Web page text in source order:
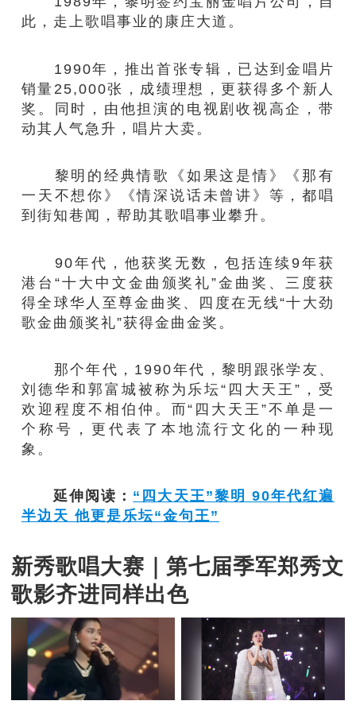
此，走上歌唱事业的康庄大道。
1990年，推出首张专辑，已达到金唱片
销量25,000张，成绩理想，更获得多个新人
奖。同时，由他担演的电视剧收视高企，带
动其人气急升，唱片大卖。
黎明的经典情歌《如果这是情》《那有
一天不想你》《情深说话未曾讲》等，都唱
到街知巷闻，帮助其歌唱事业攀升。
90年代，他获奖无数，包括连续9年获
港台“十大中文金曲颁奖礼”金曲奖、三度获
得全球华人至尊金曲奖、四度在无线“十大劲
歌金曲颁奖礼”获得金曲金奖。
那个年代，1990年代，黎明跟张学友、
刘德华和郭富城被称为乐坛“四大天王”，受
欢迎程度不相伯仲。而“四大天王”不单是一
个称号，更代表了本地流行文化的一种现
象。
延伸阅读： “四大天王”黎明 90年代红遍
半边天 他更是乐坛“金句王”
新秀歌唱大赛｜第七届季军郑秀文
歌影齐进同样出色